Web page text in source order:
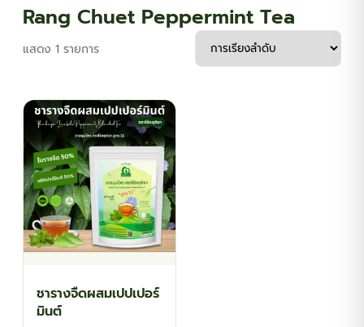
Rang Chuet Peppermint Tea
แสดง 1 รายการ
ชารางจืดผสมเปปเปอร์
มินต์